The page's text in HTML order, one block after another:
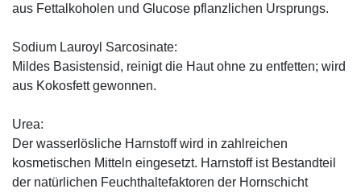
aus Fettalkoholen und Glucose pflanzlichen Ursprungs.
Sodium Lauroyl Sarcosinate:
Mildes Basistensid, reinigt die Haut ohne zu entfetten; wird
aus Kokosfett gewonnen.
Urea:
Der wasserlösliche Harnstoff wird in zahlreichen
kosmetischen Mitteln eingesetzt. Harnstoff ist Bestandteil
der natürlichen Feuchthaltefaktoren der Hornschicht